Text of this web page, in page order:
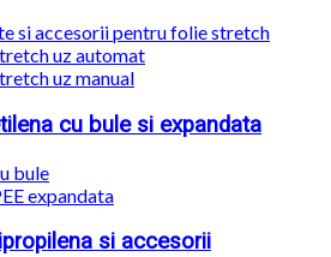
si accesorii pentru folie stretch
uz automat
uz manual
cu bule si expandata
bule
expandata
si accesorii